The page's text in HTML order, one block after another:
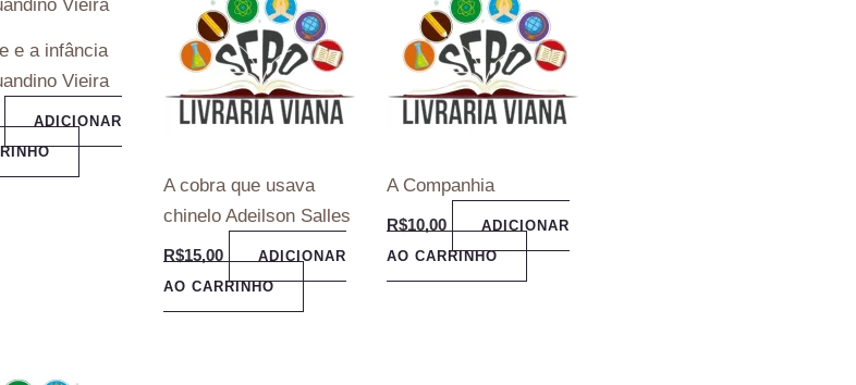
e a infância
Vieira
ADICIONAR
A cobra que usava
chinelo Adeilson Salles
R$15,00
ADICIONAR
AO CARRINHO
A Companhia
R$10,00
ADICIONAR
AO CARRINHO